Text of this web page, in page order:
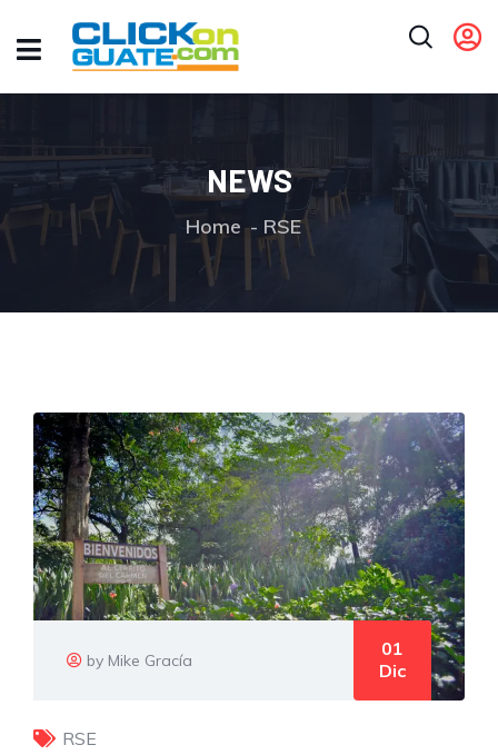
NEWS
Home RSE
by Mike Gracía
01
Dic
RSE